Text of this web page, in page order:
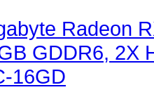
Radeon
GDDR6, 2X
16GD